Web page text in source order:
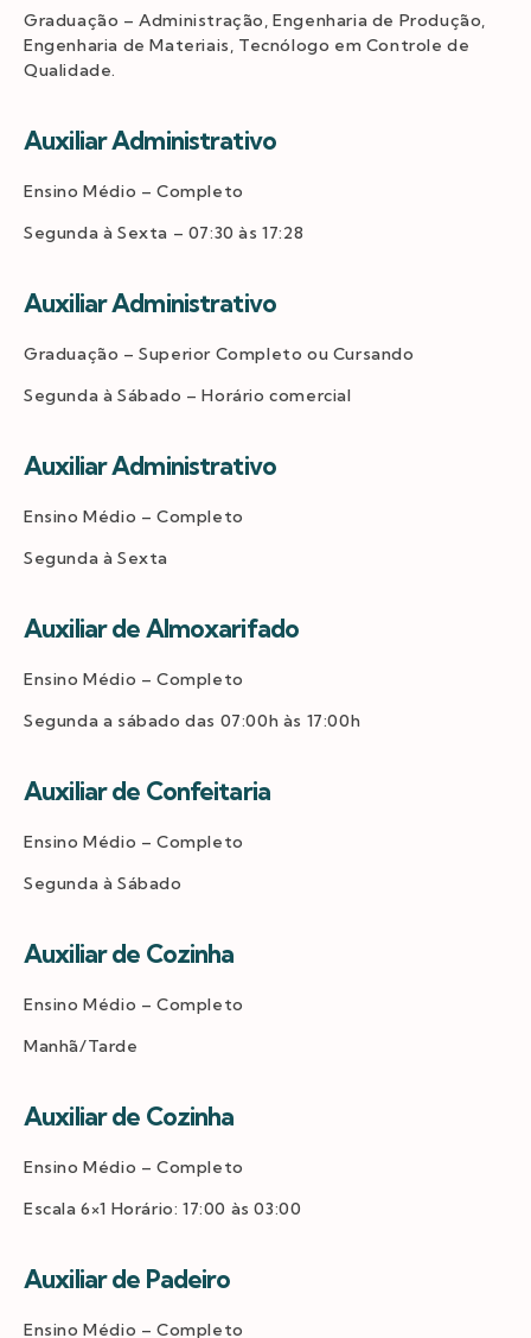
Graduação – Administração, Engenharia de Produção,
Engenharia de Materiais, Tecnólogo em Controle de
Qualidade.
Auxiliar Administrativo
Ensino Médio – Completo
Segunda à Sexta – 07:30 às 17:28
Auxiliar Administrativo
Graduação – Superior Completo ou Cursando
Segunda à Sábado – Horário comercial
Auxiliar Administrativo
Ensino Médio – Completo
Segunda à Sexta
Auxiliar de Almoxarifado
Ensino Médio – Completo
Segunda a sábado das 07:00h às 17:00h
Auxiliar de Confeitaria
Ensino Médio – Completo
Segunda à Sábado
Auxiliar de Cozinha
Ensino Médio – Completo
Manhã/Tarde
Auxiliar de Cozinha
Ensino Médio – Completo
Escala 6×1 Horário: 17:00 às 03:00
Auxiliar de Padeiro
Ensino Médio – Completo